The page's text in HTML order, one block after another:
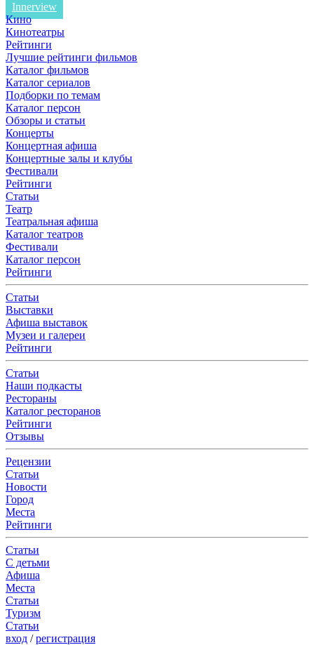
Innerview
Кино
Кинотеатры
Рейтинги
Лучшие рейтинги фильмов
Каталог фильмов
Каталог сериалов
Подборки по темам
Каталог персон
Обзоры и статьи
Концерты
Концертная афиша
Концертные залы и клубы
Фестивали
Рейтинги
Статьи
Театр
Театральная афиша
Каталог театров
Фестивали
Каталог персон
Рейтинги
Статьи
Выставки
Афиша выставок
Музеи и галереи
Рейтинги
Статьи
Наши подкасты
Рестораны
Каталог ресторанов
Рейтинги
Отзывы
Рецензии
Статьи
Новости
Город
Места
Рейтинги
Статьи
С детьми
Афиша
Места
Статьи
Туризм
Статьи
вход /регистрация